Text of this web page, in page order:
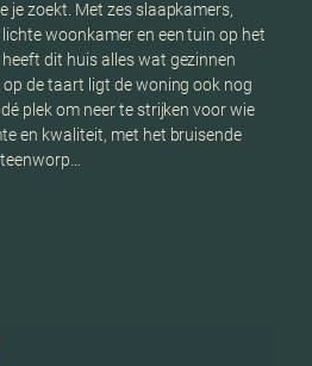
je zoekt. Met zes slaapkamers,
woonkamer en een tuin op het
dit huis alles wat gezinnen
op de taart ligt de woning ook nog
plek om neer te strijken voor wie
en kwaliteit, met het bruisende